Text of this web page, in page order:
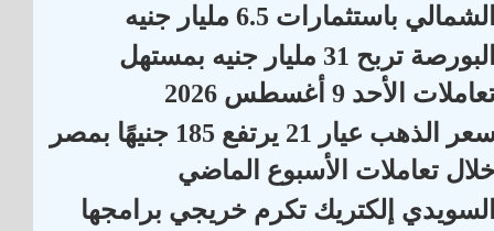
باستثمارات 6.5 مليار جنيه
البورصة تربح 31 مليار جنيه بمستهل
الأحد 9 أغسطس 2026
سعر الذهب عيار 21 يرتفع 185 جنيهًا بمصر
تعاملات الأسبوع الماضي
إلكتريك تكرم خريجي برامجها